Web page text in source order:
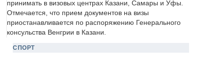
принимать в визовых центрах Казани, Самары и Уфы.
Отмечается, что прием документов на визы
приостанавливается по распоряжению Генерального
консульства Венгрии в Казани.
СПОРТ